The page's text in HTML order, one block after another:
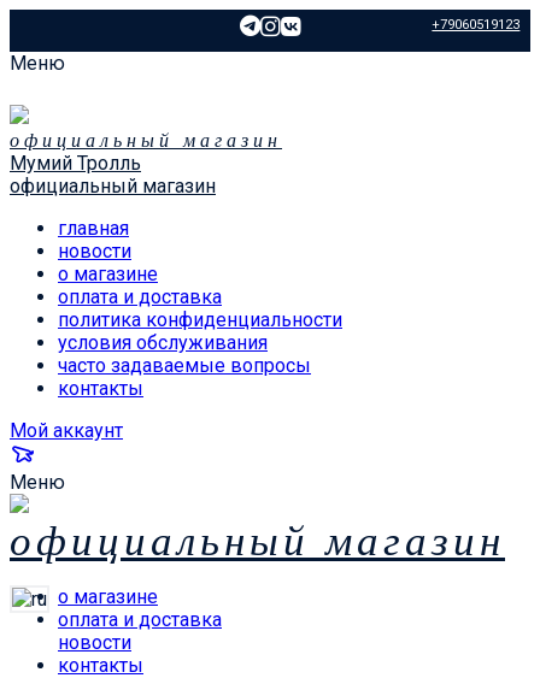
+79060519123
Меню
официальный магазин
Мумий Тролль
официальный магазин
главная
новости
о магазине
оплата и доставка
политика конфиденциальности
условия обслуживания
часто задаваемые вопросы
контакты
Мой аккаунт
Меню
официальный магазин
о магазине
оплата и доставка
новости
контакты